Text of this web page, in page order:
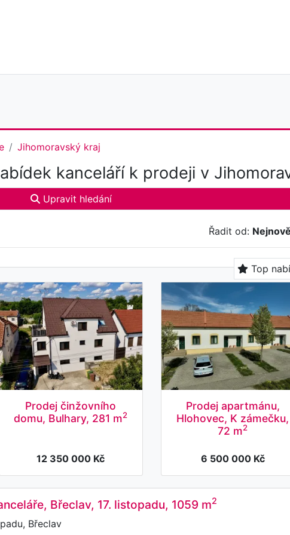
Jihomoravský kraj
kanceláří k prodeji v
Upravit hledání
Řadit od:
Top
Prodej činžovního
domu, Bulhary, 281 m2
12 350 000 Kč
Prodej apartmánu,
Hlohovec, K zámečku,
72 m2
6 500 000 Kč
Břeclav, 17. listopadu, 1059 m2
Břeclav